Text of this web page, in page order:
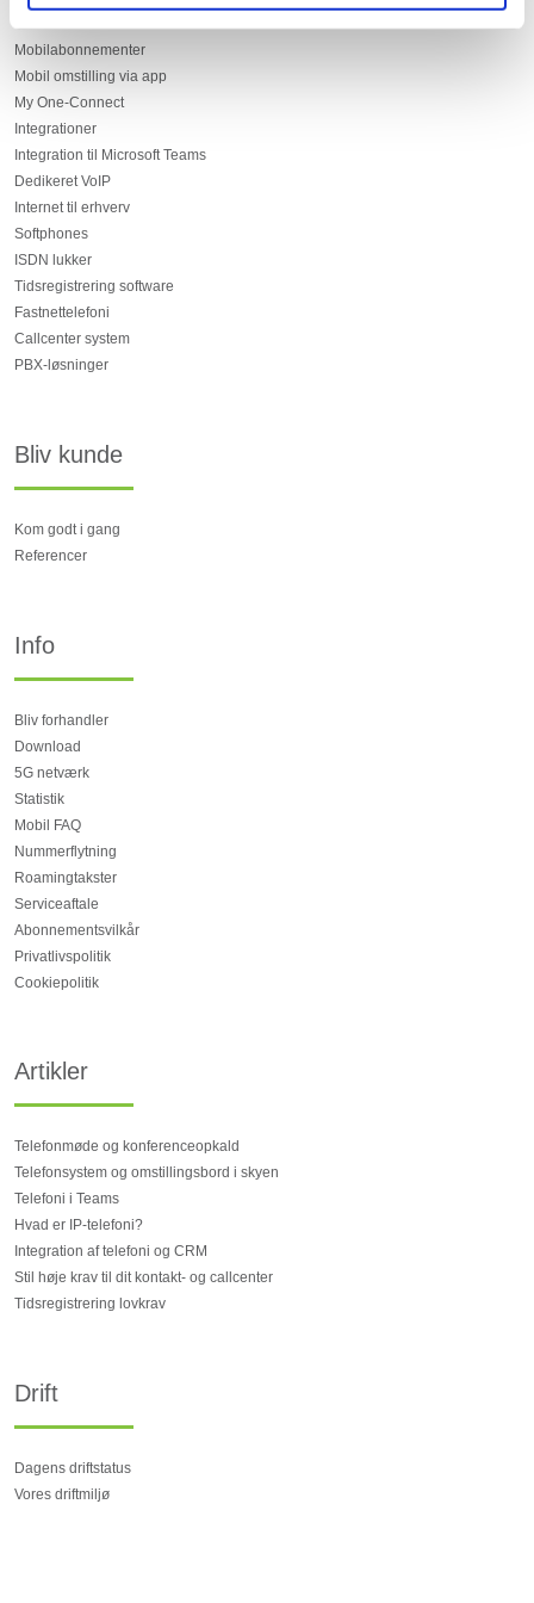
Mobilabonnementer
Mobil omstilling via app
My One-Connect
Integrationer
Integration til Microsoft Teams
Dedikeret VoIP
Internet til erhverv
Softphones
ISDN lukker
Tidsregistrering software
Fastnettelefoni
Callcenter system
PBX-løsninger
Bliv kunde
Kom godt i gang
Referencer
Info
Bliv forhandler
Download
5G netværk
Statistik
Mobil FAQ
Nummerflytning
Roamingtakster
Serviceaftale
Abonnementsvilkår
Privatlivspolitik
Cookiepolitik
Artikler
Telefonmøde og konferenceopkald
Telefonsystem og omstillingsbord i skyen
Telefoni i Teams
Hvad er IP-telefoni?
Integration af telefoni og CRM
Stil høje krav til dit kontakt- og callcenter
Tidsregistrering lovkrav
Drift
Dagens driftstatus
Vores driftmiljø